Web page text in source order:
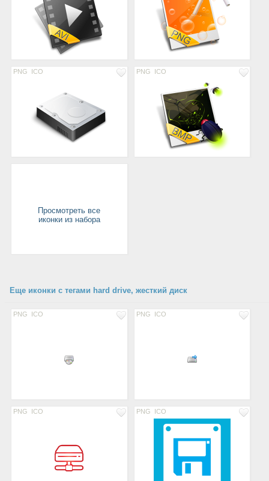
PNG ICO PNG ICO
Просмотреть все
иконки из набора
Еще иконки с тегами hard drive, жесткий диск
PNG ICO PNG ICO
PNG ICO PNG ICO